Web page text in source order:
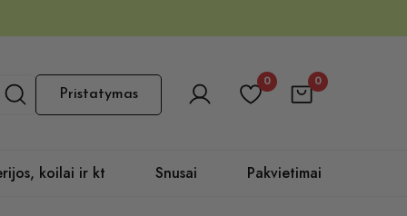
Pristatymas
0 0
koilai ir kt Snusai Pakvietimai